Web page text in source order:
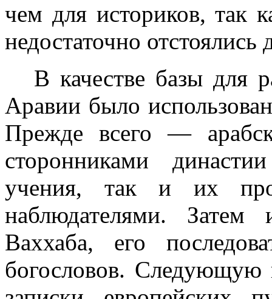
чем для историков, так
недостаточно отстоялись
В качестве базы для
Аравии было
Прежде всего —
сторонниками
учения, так и их
наблюдателями.
Ваххаба, его
богословов. Следую­щую